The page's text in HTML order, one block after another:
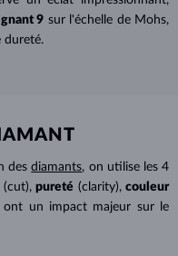
9 sur l'échelle de Mohs,
dureté.
desdiamants, on utilise les 4
(cut), pureté (clarity), couleur
ont un impact majeur sur le